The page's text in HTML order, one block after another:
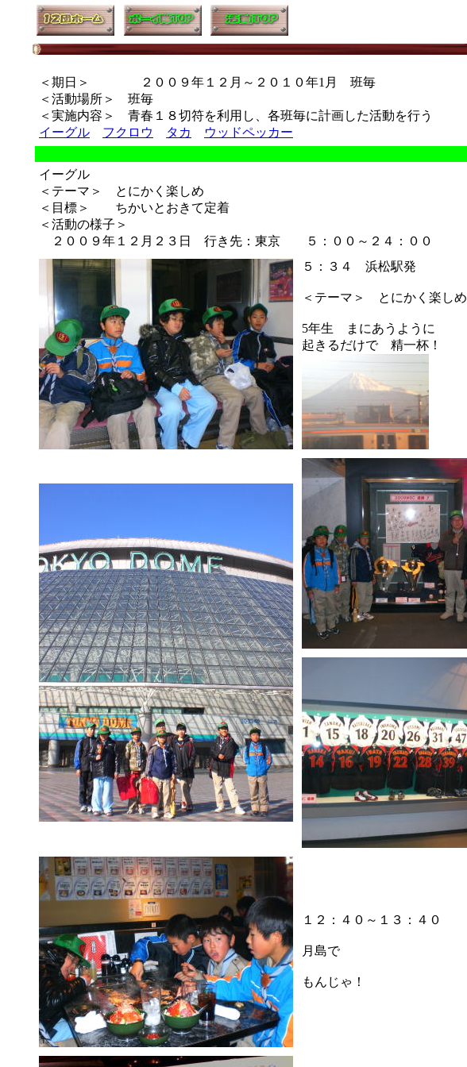
＜期日＞ ２００９年１２月～２０１０年1月 班毎
＜活動場所＞ 班毎
＜実施内容＞ 青春１８切符を利用し、各班毎に計画した活動を行う
イーグル
フクロウ タカ ウッドペッカー
イーグル
＜テーマ＞ とにかく楽しめ
＜目標＞ ちかいとおきて定着
＜活動の様子＞
２００９年１２月２３日 行き先：東京 ５：００～２４：００
５：３４ 浜松駅発
＜テーマ＞ とにかく楽しめ
5年生 まにあうように
起きるだけで 精一杯！
１２：４０～１３：４０
月島で
もんじゃ！